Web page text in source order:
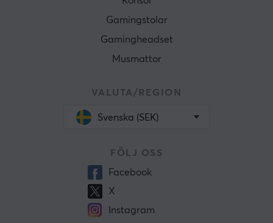
Gamingstolar
Gamingheadset
Musmattor
VALUTA/REGION
Svenska (SEK)
FÖLJ OSS
Facebook
X
Instagram